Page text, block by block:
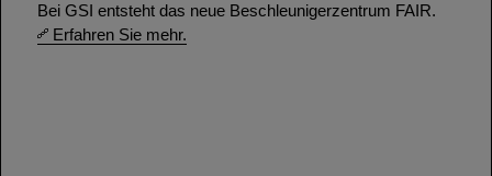
Bei GSI entsteht das neue Beschleunigerzentrum FAIR.
Erfahren Sie mehr.